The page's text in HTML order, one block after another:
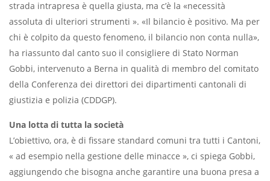
strada intrapresa è quella giusta, ma c’è la «necessità
assoluta di ulteriori strumenti ». «Il bilancio è positivo. Ma per
chi è colpito da questo fenomeno, il bilancio non conta nulla»,
ha riassunto dal canto suo il consigliere di Stato Norman
Gobbi, intervenuto a Berna in qualità di membro del comitato
della Conferenza dei direttori dei dipartimenti cantonali di
giustizia e polizia (CDDGP).
Una lotta di tutta la società
L’obiettivo, ora, è di fissare standard comuni tra tutti i Cantoni,
« ad esempio nella gestione delle minacce », ci spiega Gobbi,
aggiungendo che bisogna anche garantire una buona presa a